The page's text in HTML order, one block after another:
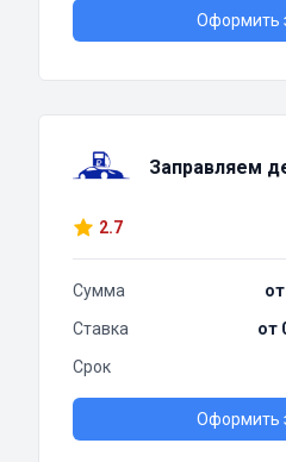
Оформить
Заправляем
2.7
Сумма
Ставка
от
Срок
Оформить